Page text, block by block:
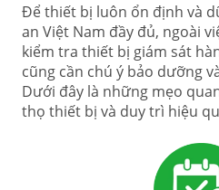
Để thiết bị luôn ổn định và
an Việt Nam đầy đủ, ngoài
kiểm tra thiết bị giám sát
cũng cần chú ý bảo dưỡng
Dưới đây là những mẹo
thọ thiết bị và duy trì hiệu